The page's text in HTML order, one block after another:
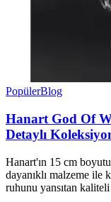
PopülerBlog
Hanart God Of
Detaylı
Hanart'ın 15 cm
dayanıklı malzeme
ruhunu yansıtan